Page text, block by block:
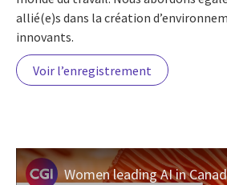
allié(e)s dans la création
innovants.
Voir l’enregistrement